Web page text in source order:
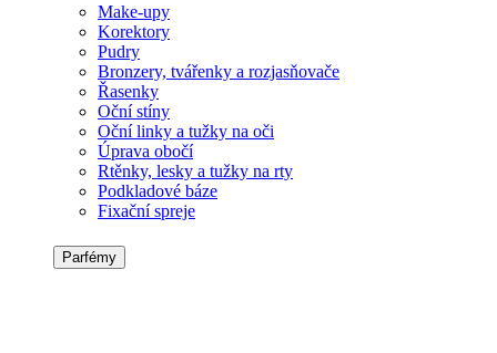
Make-upy
Korektory
Pudry
Bronzery, tvářenky a rozjasňovače
Řasenky
Oční stíny
Oční linky a tužky na oči
Úprava obočí
Rtěnky, lesky a tužky na rty
Podkladové báze
Fixační spreje
Parfémy